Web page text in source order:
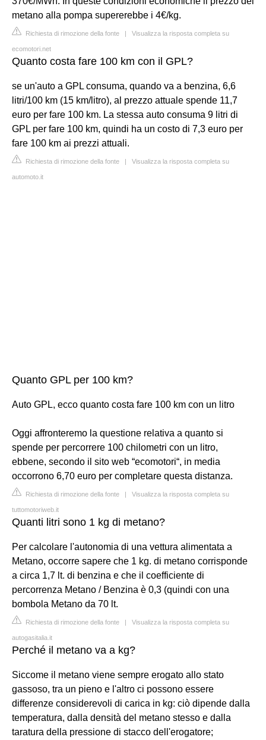
metano alla pompa supererebbe i 4€/kg.
Richiesta di rimozione della fonte | Visualizza la risposta completa su
ecomotori.net
Quanto costa fare 100 km con il GPL?
se un'auto a GPL consuma, quando va a benzina, 6,6
litri/100 km (15 km/litro), al prezzo attuale spende 11,7
euro per fare 100 km. La stessa auto consuma 9 litri di
GPL per fare 100 km, quindi ha un costo di 7,3 euro per
fare 100 km ai prezzi attuali.
Richiesta di rimozione della fonte | Visualizza la risposta completa su
automoto.it
Quanto GPL per 100 km?
Auto GPL, ecco quanto costa fare 100 km con un litro
Oggi affronteremo la questione relativa a quanto si
spende per percorrere 100 chilometri con un litro,
ebbene, secondo il sito web “ecomotori“, in media
occorrono 6,70 euro per completare questa distanza.
Richiesta di rimozione della fonte | Visualizza la risposta completa su
tuttomotoriweb.it
Quanti litri sono 1 kg di metano?
Per calcolare l'autonomia di una vettura alimentata a
Metano, occorre sapere che 1 kg. di metano corrisponde
a circa 1,7 lt. di benzina e che il coefficiente di
percorrenza Metano / Benzina è 0,3 (quindi con una
bombola Metano da 70 lt.
Richiesta di rimozione della fonte | Visualizza la risposta completa su
autogasitalia.it
Perché il metano va a kg?
Siccome il metano viene sempre erogato allo stato
gassoso, tra un pieno e l'altro ci possono essere
differenze considerevoli di carica in kg: ciò dipende dalla
temperatura, dalla densità del metano stesso e dalla
taratura della pressione di stacco dell'erogatore;